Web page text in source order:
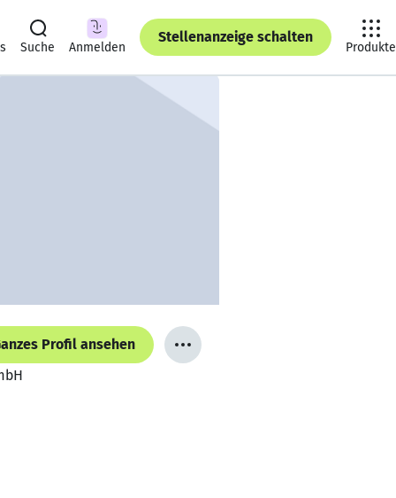
Suche Anmelden
Stellenanzeige schalten
Produkte
Profil ansehen